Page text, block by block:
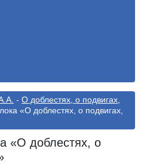
- О доблестях, о подвигах,
«О доблестях, о подвигах,
«О доблестях, о